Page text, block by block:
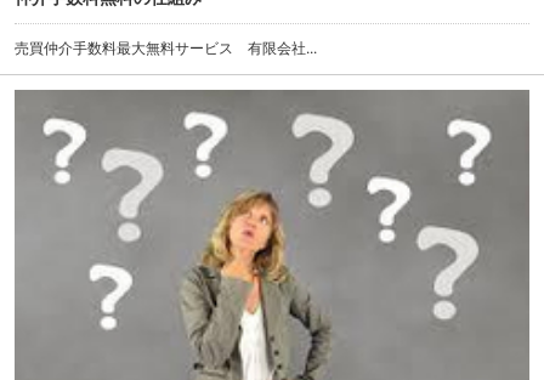
売買仲介手数料最大無料サービス 有限会社...